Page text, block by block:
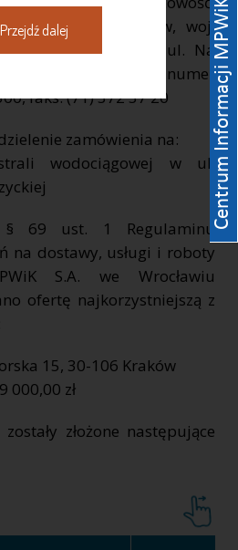
50 – 421 Wrocław, woj.
nr domu, nr lokalu: ul. Na
www.mpwik.wroc.pl numer
faks: (71) 372 37 20
zamówienia na:
wodociągowej w ul.
69 ust. 1 Regulaminu
na dostawy, usługi i roboty
S.A. we Wrocławiu
ofertę najkorzystniejszą z
15, 30-106 Kraków
000,00 zł
złożone następujące
Przejdź dalej